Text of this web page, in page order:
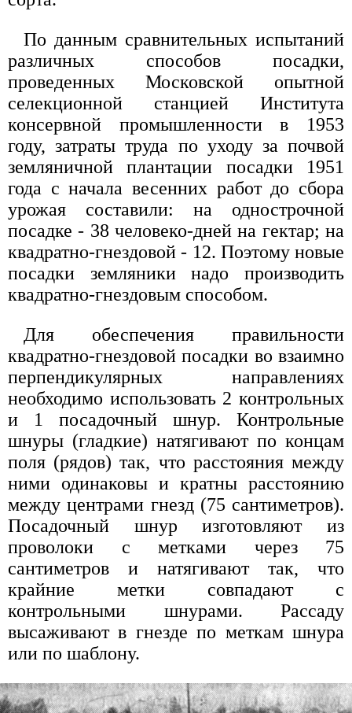
По данным сравнительных испытаний
различных способов посадки,
проведенных Московской опытной
селекционной станцией Института
консервной промышленности в 1953
году, затраты труда по уходу за почвой
земляничной плантации посадки 1951
года с начала весенних работ до сбора
урожая составили: на однострочной
посадке - 38 человеко-дней на гектар; на
квадратно-гнездовой - 12. Поэтому новые
посадки земляники надо производить
квадратно-гнездовым способом.
Для обеспечения правильности
квадратно-гнездовой посадки во взаимно
перпендикулярных направлениях
необходимо использовать 2 контрольных
и 1 посадочный шнур. Контрольные
шнуры (гладкие) натягивают по концам
поля (рядов) так, что расстояния между
ними одинаковы и кратны расстоянию
между центрами гнезд (75 сантиметров).
Посадочный шнур изготовляют из
проволоки с метками через 75
сантиметров и натягивают так, что
крайние метки совпадают с
контрольными шнурами. Рассаду
высаживают в гнезде по меткам шнура
или по шаблону.